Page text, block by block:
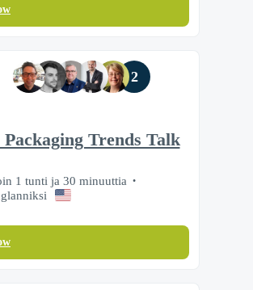
2
Packaging Trends Talk
1 tunti ja 30 minuuttia